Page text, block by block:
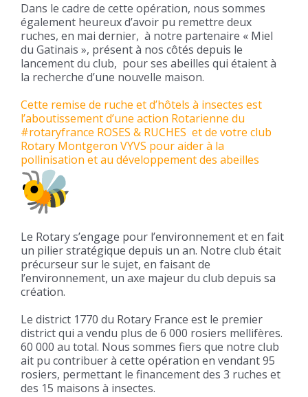
Dans le cadre de cette opération, nous sommes
également heureux d’avoir pu remettre deux
ruches, en mai dernier, à notre partenaire « Miel
du Gatinais », présent à nos côtés depuis le
lancement du club, pour ses abeilles qui étaient à
la recherche d’une nouvelle maison.
Cette remise de ruche et d’hôtels à insectes est
l’aboutissement d’une action Rotarienne du
#rotaryfrance ROSES & RUCHES et de votre club
Rotary Montgeron VYVS pour aider à la
pollinisation et au développement des abeilles
Le Rotary s’engage pour l’environnement et en fait
un pilier stratégique depuis un an. Notre club était
précurseur sur le sujet, en faisant de
l’environnement, un axe majeur du club depuis sa
création.
Le district 1770 du Rotary France est le premier
district qui a vendu plus de 6 000 rosiers mellifères.
60 000 au total. Nous sommes fiers que notre club
ait pu contribuer à cette opération en vendant 95
rosiers, permettant le financement des 3 ruches et
des 15 maisons à insectes.